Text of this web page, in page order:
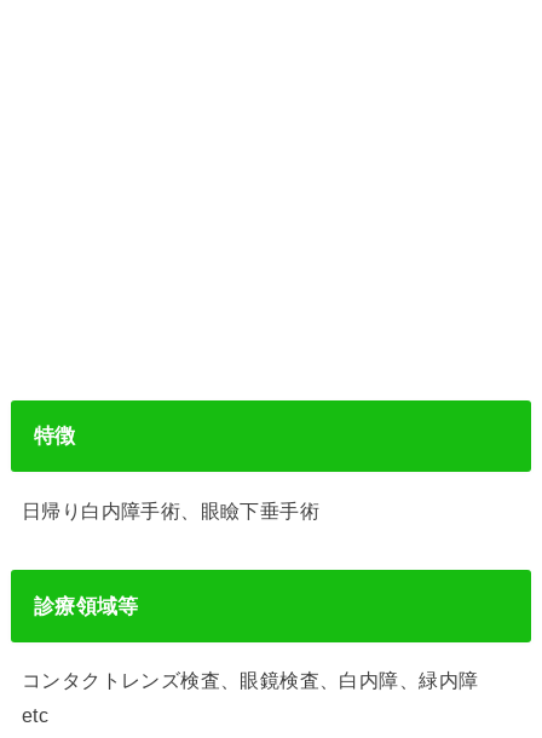
特徴
日帰り白内障手術、眼瞼下垂手術
診療領域等
コンタクトレンズ検査、眼鏡検査、白内障、緑内障
etc